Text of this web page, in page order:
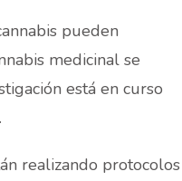
pueden
medicinal se
está en curso
realizando protocolos